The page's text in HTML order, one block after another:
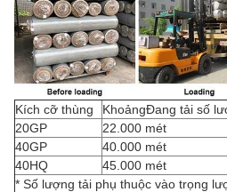
Kích cỡ thùng KhoảngĐang tải số
20GP
22.000 mét
40GP
40.000 mét
40HQ
45.000 mét
* Số lượng tải phụ thuộc vào trọng